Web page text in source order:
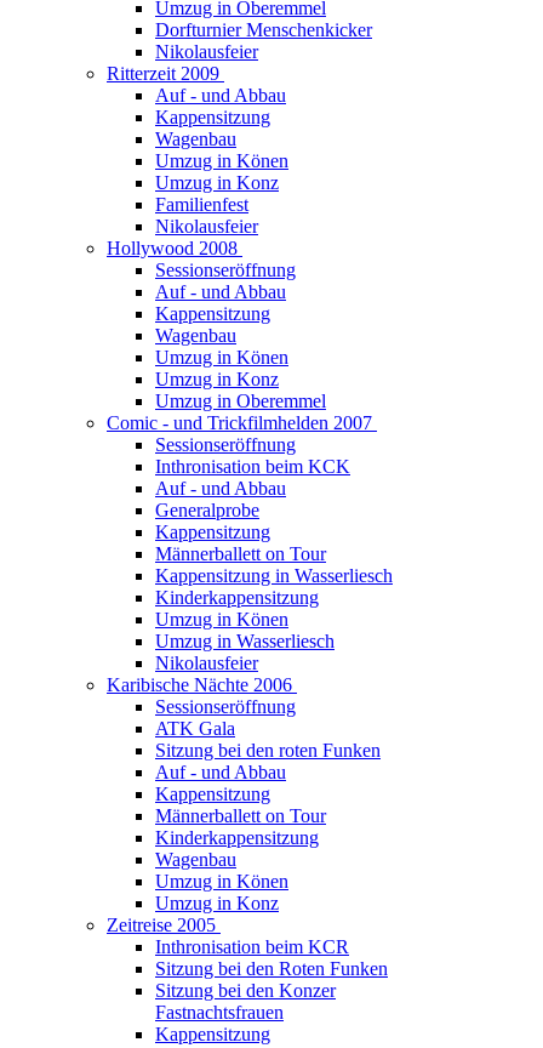
Umzug in Oberemmel
Dorfturnier Menschenkicker
Nikolausfeier
Ritterzeit 2009
Auf - und Abbau
Kappensitzung
Wagenbau
Umzug in Könen
Umzug in Konz
Familienfest
Nikolausfeier
Hollywood 2008
Sessionseröffnung
Auf - und Abbau
Kappensitzung
Wagenbau
Umzug in Könen
Umzug in Konz
Umzug in Oberemmel
Comic - und Trickfilmhelden 2007
Sessionseröffnung
Inthronisation beim KCK
Auf - und Abbau
Generalprobe
Kappensitzung
Männerballett on Tour
Kappensitzung in Wasserliesch
Kinderkappensitzung
Umzug in Könen
Umzug in Wasserliesch
Nikolausfeier
Karibische Nächte 2006
Sessionseröffnung
ATK Gala
Sitzung bei den roten Funken
Auf - und Abbau
Kappensitzung
Männerballett on Tour
Kinderkappensitzung
Wagenbau
Umzug in Könen
Umzug in Konz
Zeitreise 2005
Inthronisation beim KCR
Sitzung bei den Roten Funken
Sitzung bei den Konzer
Fastnachtsfrauen
Kappensitzung